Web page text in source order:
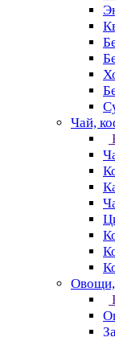
Чай,
Овощи,